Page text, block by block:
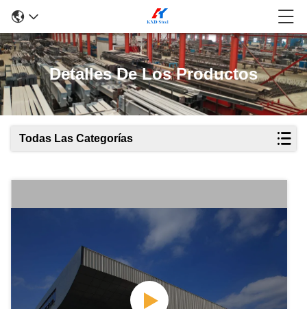
Detalles De Los Productos
Todas Las Categorías